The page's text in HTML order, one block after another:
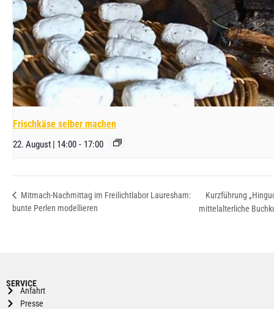
Frischkäse selber machen
22. August | 14:00 - 17:00
Mitmach-Nachmittag im Freilichtlabor Lauresham:
bunte Perlen modellieren
Kurzführung
mittelalterliche
SERVICE
Anfahrt
Presse